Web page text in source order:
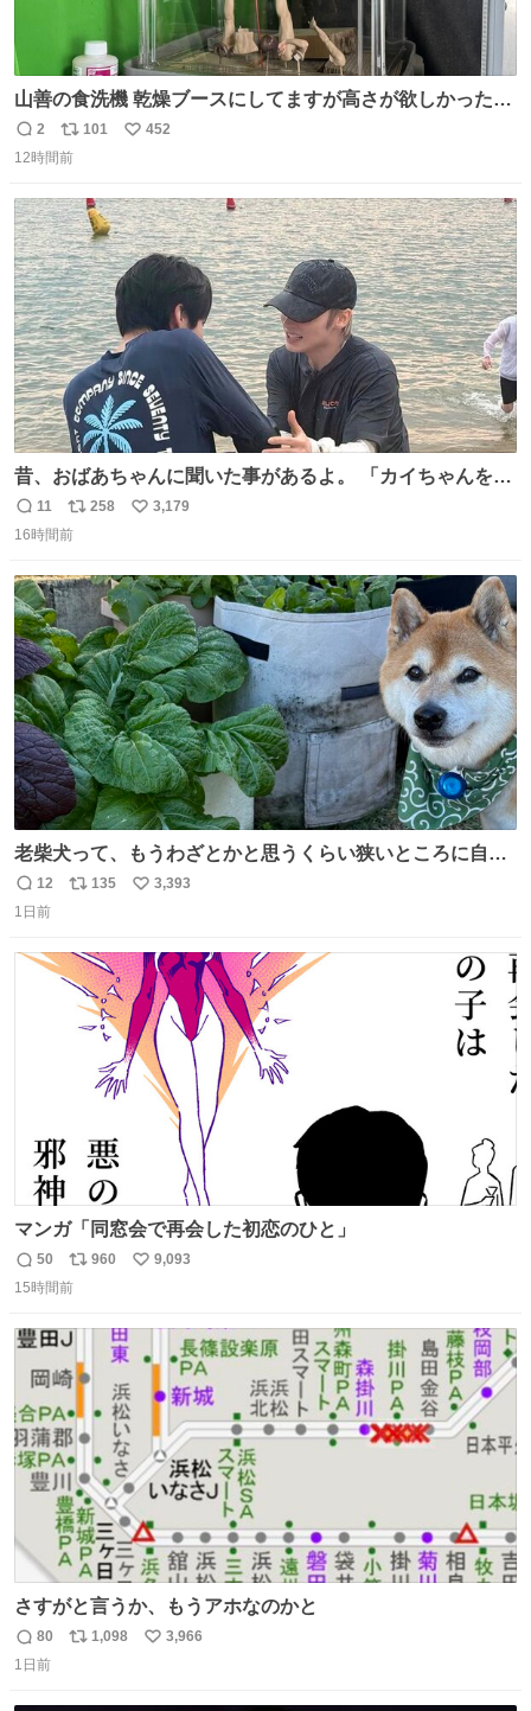
山善の食洗機 乾燥ブースにしてますが高さが欲しかったの
でコレクションケースを置くだけのツルセコ改造 扉が手前
に開き天井の温度もしっかり上がるのでかなり使いやすく
返
信
2
リ
ポ
ト
数
101
い
数
452
12時間前
昔、おばあちゃんに聞いた事があるよ。 「カイちゃんをい
じめると、アイツが海から上がって来るぞ。」って。
返
信
11
リ
ポ
ト
数
258
い
数
3,179
16時間前
老柴犬って、もうわざとかと思うくらい狭いところに自ら
はまりにいくじゃないですか？ 今朝ガーデニングしてる飼
い主の間にはまってきて、最高に可愛かった♥️
返
信
12
リ
ト
数
135
い
数
3,393
1日前
マンガ「同窓会で再会した初恋のひと」
返
信
50
リ
ポ
ト
数
960
い
9,093
15時間前
さすがと言うか、もうアホなのかと
返
信
80
リ
1,098
い
3,966
1日前